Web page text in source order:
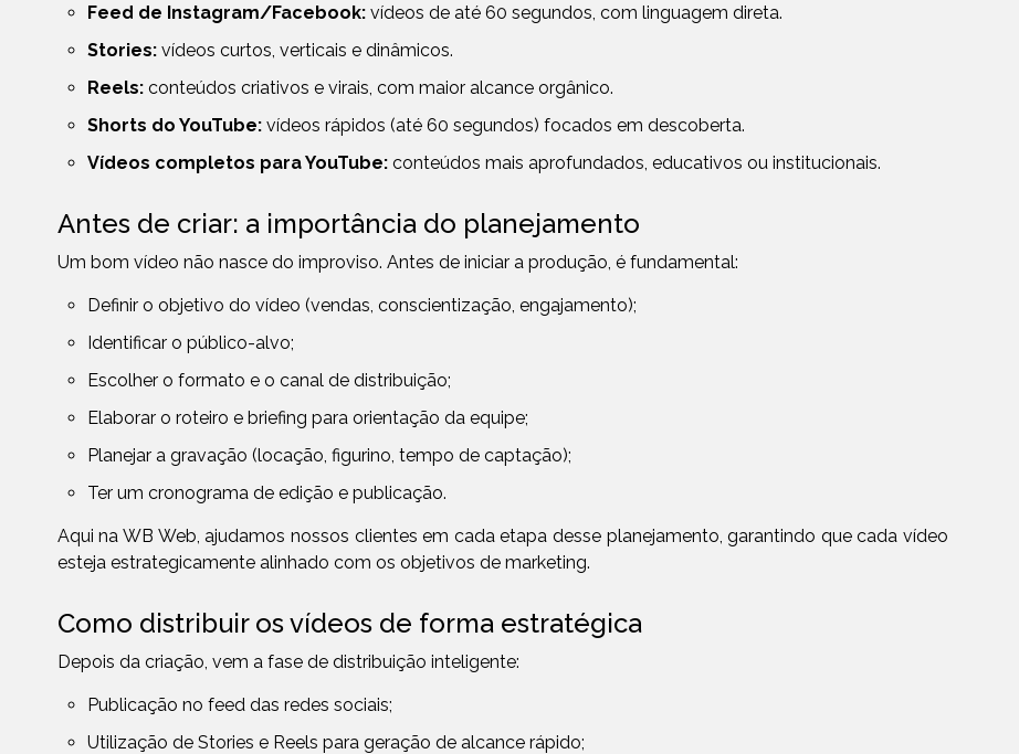
Feed de Instagram/Facebook:vídeos de até 60 segundos, com linguagem direta.
Stories:vídeos curtos, verticais e dinâmicos.
Reels:conteúdos criativos e virais, com maior alcance orgânico.
Shorts do YouTube:vídeos rápidos (até 60 segundos) focados em descoberta.
Vídeos completos para YouTube:conteúdos mais aprofundados, educativos ou institucionais.
Antes de criar: a importância do planejamento
Um bom vídeo não nasce do improviso. Antes de iniciar a produção, é fundamental:
Definir o objetivo do vídeo (vendas, conscientização, engajamento);
Identificar o público-alvo;
Escolher o formato e o canal de distribuição;
Elaborar o roteiro e briefing para orientação da equipe;
Planejar a gravação (locação, figurino, tempo de captação);
Ter um cronograma de edição e publicação.
Aqui na WB Web, ajudamos nossos clientes em cada etapa desse planejamento, garantindo que cada vídeo
esteja estrategicamente alinhado com os objetivos de marketing.
Como distribuir os vídeos de forma estratégica
Depois da criação, vem a fase de distribuição inteligente:
Publicação no feed das redes sociais;
Utilização de Stories e Reels para geração de alcance rápido;